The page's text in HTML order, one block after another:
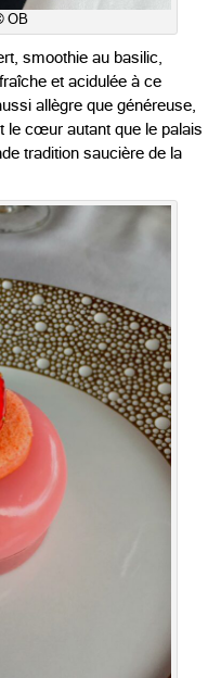
OB
smoothie au basilic,
et acidulée à ce
allègre que généreuse,
le cœur autant que le palais
tradition saucière de la